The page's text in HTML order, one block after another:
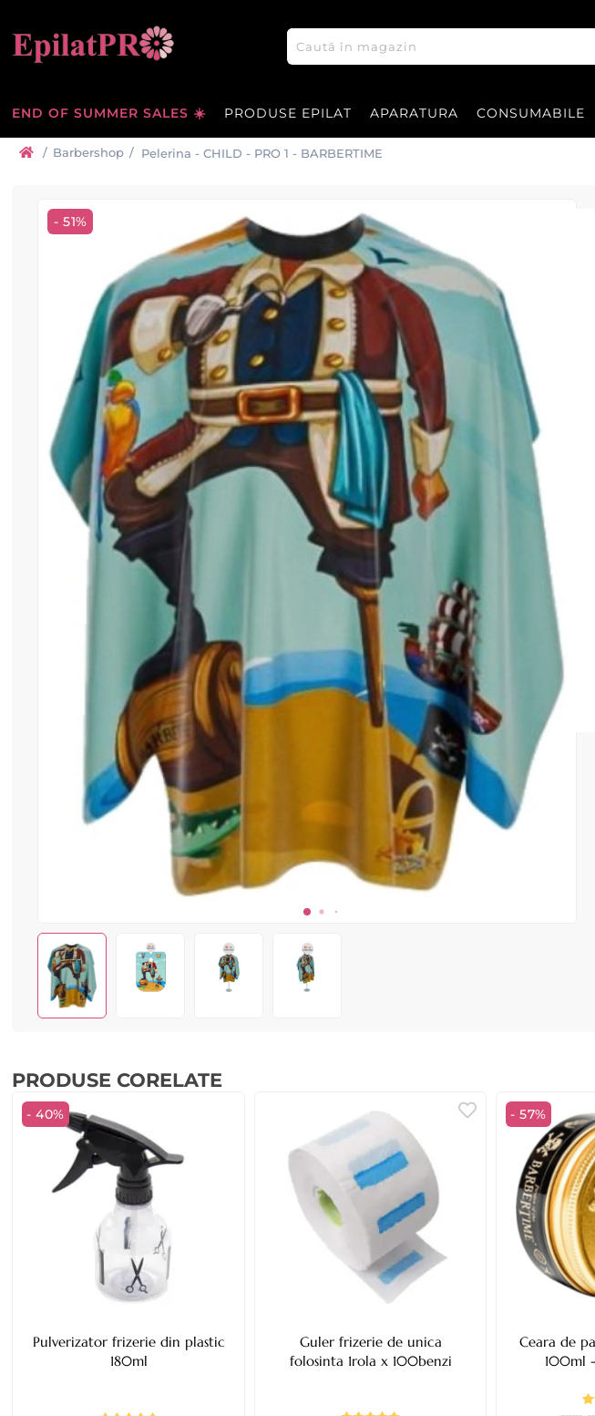
END OF SUMMER SALES ☀️ PRODUSE EPILAT APARATURA CONSUMABILE
/ Barbershop / Pelerina - CHILD - PRO 1 - BARBERTIME
- 51%
PRODUSE CORELATE
- 40%
Pulverizator frizerie din plastic
180ml
Guler frizerie de unica
folosinta 1rola x 100benzi
- 57%
Ceara de
100ml -